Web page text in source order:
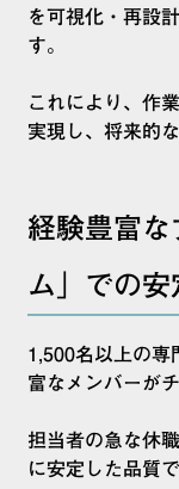
を可視化・再設
す。
これにより、作
実現し、将来的
経験豊富な
ム」での安
1,500名以上の専
富なメンバーが
担当者の急な休
に安定した品質